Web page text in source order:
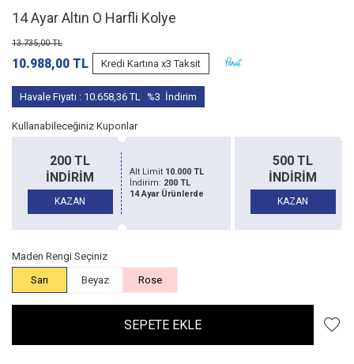
14 Ayar Altın O Harfli Kolye
13.735,00TL
10.988,00 TL Kredi Kartına x3 Taksit
Havale Fiyatı : 10.658,36TL %3 İndirim
Kullanabileceğiniz Kuponlar
200 TL
İNDİRİM
KAZAN
Alt Limit 10.000 TL
İndirim: 200 TL
14 Ayar Ürünlerde
500 TL
İNDİRİM
KAZAN
Maden Rengi Seçiniz
Sarı
Beyaz Rose
SEPETE EKLE